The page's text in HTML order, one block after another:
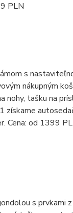
PLN
s
nákupným
tašku na
získame
Cena: od 1399
s prvkami